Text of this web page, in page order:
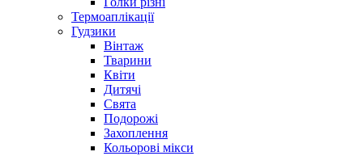
Термоаплікації
Гудзики
Вінтаж
Тварини
Квіти
Дитячі
Свята
Подорожі
Захоплення
Кольорові мікси